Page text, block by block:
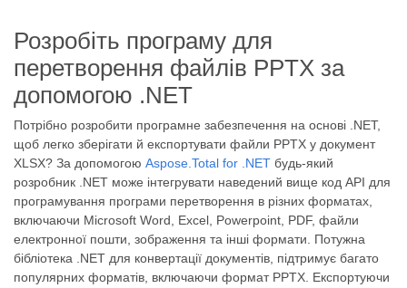
Розробіть програму для
перетворення файлів PPTX за
допомогою .NET
Потрібно розробити програмне забезпечення на основі .NET,
щоб легко зберігати й експортувати файли PPTX у документ
XLSX? За допомогою Aspose.Total for .NET будь-який
розробник .NET може інтегрувати наведений вище код API для
програмування програми перетворення в різних форматах,
включаючи Microsoft Word, Excel, Powerpoint, PDF, файли
електронної пошти, зображення та інші формати. Потужна
бібліотека .NET для конвертації документів, підтримує багато
популярних форматів, включаючи формат PPTX. Експортуючи